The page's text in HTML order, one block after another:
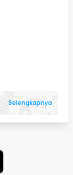
Selengkapnya